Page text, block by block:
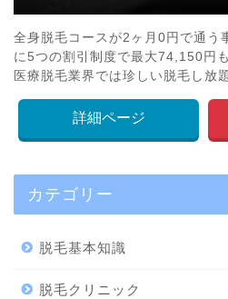
全身脱毛コースが2ヶ月0円で通う
に5つの割引制度で最大74,150円
医療脱毛業界では珍しい脱毛し放
詳細ページ
カテゴリー
脱毛基本知識
脱毛クリニック